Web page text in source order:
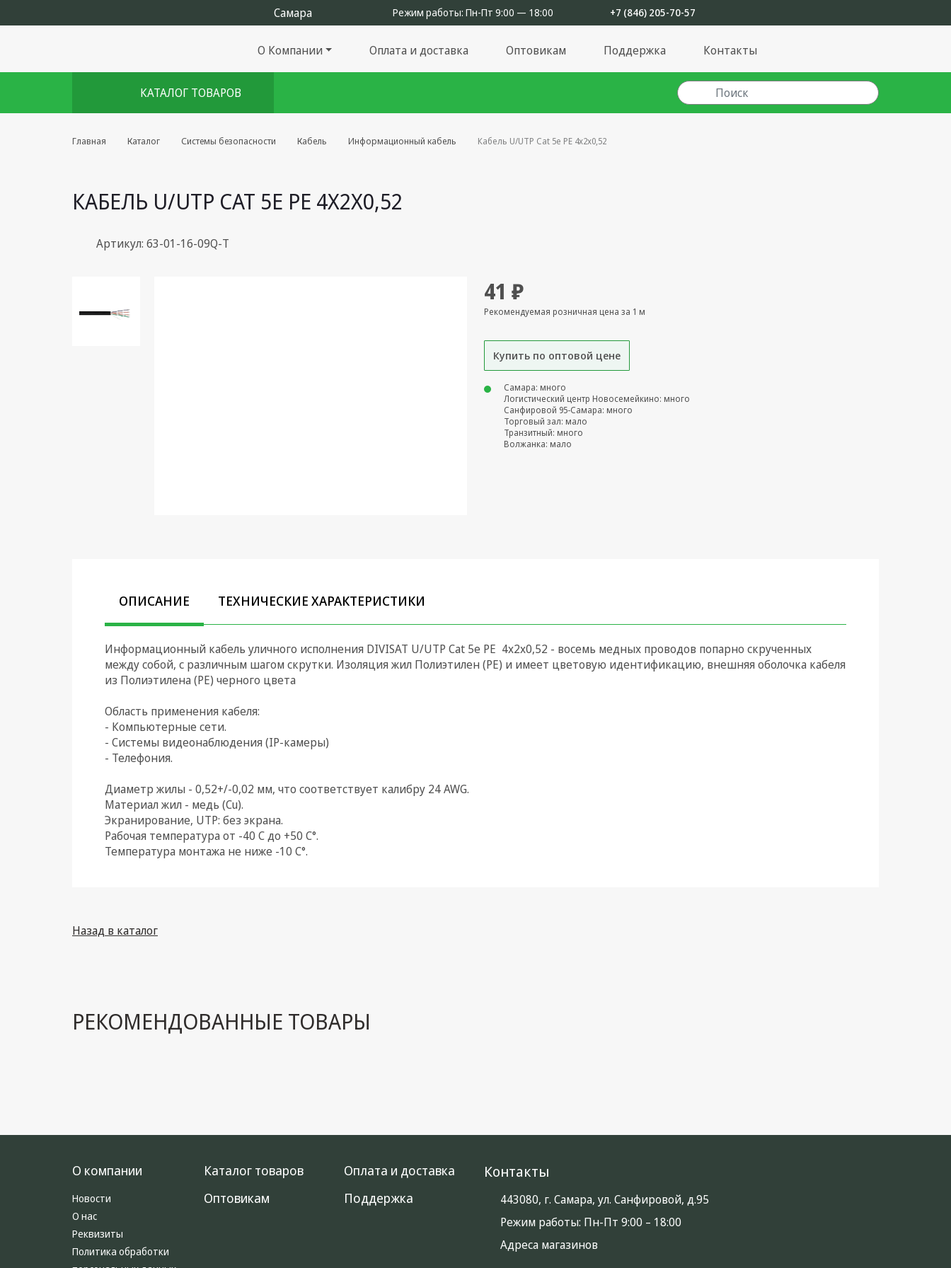
Режим работы: Пн-Пт 9:00 — 18:00 +7 (846) 205-70-57
О Компании Оплата и доставка Оптовикам Поддержка Контакты
КАТАЛОГ ТОВАРОВ
Комплекты августа
Android TV приставки
Коммутационное
Климатическая техника
Электрика
Светотехника
Товары для дома и Бытовая
техника
Компьютерные
комплектующие
Системы безопасности
Главная Каталог Системы безопасности Кабель Информационный кабель Кабель U/UTP Cat 5e PE 4х2х0,52
КАБЕЛЬ U/UTP CAT 5E PE 4Х2Х0,52
Артикул: 63-01-16-09Q-Т
41 ₽
Рекомендуемая розничная цена за 1 м
Купить по оптовой цене
Самара: много
Логистический центр Новосемейкино: много
Санфировой 95-Самара: много
Торговый зал: мало
Транзитный: много
Волжанка: мало
ОПИСАНИЕ ТЕХНИЧЕСКИЕ ХАРАКТЕРИСТИКИ
Информационный кабель уличного исполнения DIVISAT U/UTP Cat 5e PE 4х2х0,52 - восемь медных проводов попарно скрученных
между собой, с различным шагом скрутки. Изоляция жил Полиэтилен (РЕ) и имеет цветовую идентификацию, внешняя оболочка кабеля
из Полиэтилена (PE) черного цвета
Область применения кабеля:
- Компьютерные сети.
- Системы видеонаблюдения (IP-камеры)
- Телефония.
Диаметр жилы - 0,52+/-0,02 мм, что соответствует калибру 24 AWG.
Материал жил - медь (Cu).
Экранирование, UTP: без экрана.
Рабочая температура от -40 С до +50 C°.
Температура монтажа не ниже -10 С°.
Назад в каталог
РЕКОМЕНДОВАННЫЕ ТОВАРЫ
О компании
Новости
О нас
Реквизиты
Политика обработки
Каталог товаров
Оплата и доставка
Оптовикам
Поддержка
Контакты
443080, г. Самара, ул. Санфировой, д.95
Режим работы: Пн-Пт 9:00 – 18:00
Адреса магазинов